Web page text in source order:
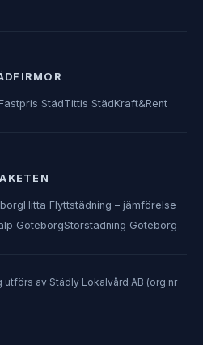
Fastpris StädTittis StädKraft&Rent
Hitta Flyttstädning – jämförelse
GöteborgStorstädning Göteborg
utförs av Städly Lokalvård AB (org.nr